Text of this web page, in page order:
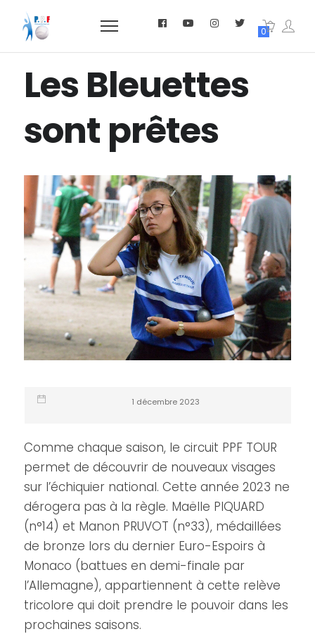
0
Les Bleuettes
sont prêtes
1 décembre 2023
Comme chaque saison, le circuit PPF TOUR
permet de découvrir de nouveaux visages
sur l’échiquier national. Cette année 2023 ne
dérogera pas à la règle. Maëlle PIQUARD
(n°14) et Manon PRUVOT (n°33), médaillées
de bronze lors du dernier Euro-Espoirs à
Monaco (battues en demi-finale par
l’Allemagne), appartiennent à cette relève
tricolore qui doit prendre le pouvoir dans les
prochaines saisons.